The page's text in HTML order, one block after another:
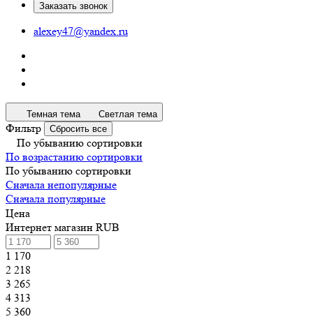
Заказать звонок
alexey47@yandex.ru
Темная тема Светлая тема
Фильтр Сбросить все
По убыванию сортировки
По возрастанию сортировки
По убыванию сортировки
Сначала непопулярные
Сначала популярные
Цена
Интернет магазин RUB
1 170
2 218
3 265
4 313
5 360